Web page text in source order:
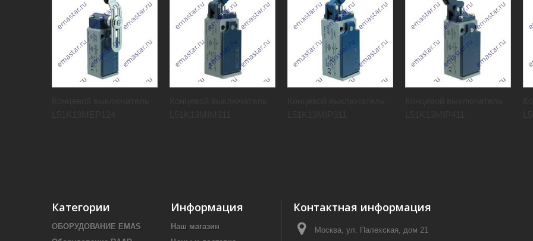
Категории
ОБОРУДОВАНИЕ EMAS
Информация
Наш магазин
Контактная информация
Москва, ул. Палехская, дом 21